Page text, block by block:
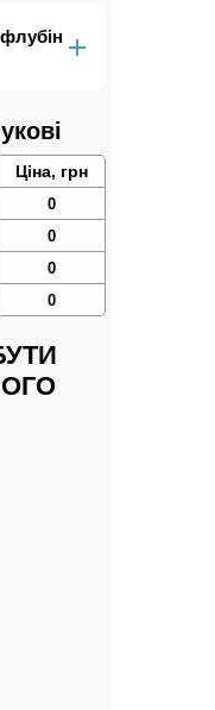
Ціна, грн
0
0
0
0